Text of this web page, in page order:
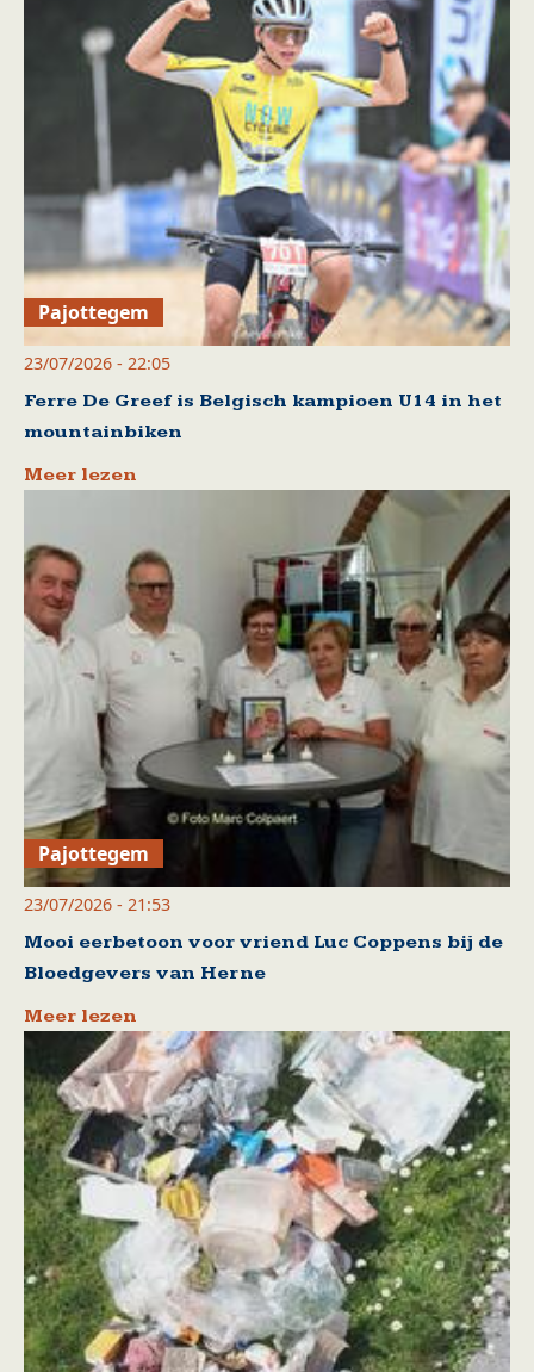
Pajottegem
23/07/2026 - 22:05
Ferre De Greef is Belgisch kampioen U14 in het
mountainbiken
Meer lezen
Pajottegem
23/07/2026 - 21:53
Mooi eerbetoon voor vriend Luc Coppens bij de
Bloedgevers van Herne
Meer lezen